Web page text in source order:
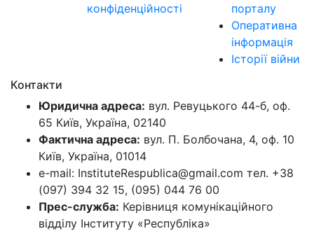
конфіденційності
порталу
Оперативна
інформація
Історії війни
Контакти
Юридична адреса: вул. Ревуцького 44-б, оф.
65 Київ, Україна, 02140
Фактична адреса: вул. П. Болбочана, 4, оф. 10
Київ, Україна, 01014
e-mail: InstituteRespublica@gmail.com тел. +38
(097) 394 32 15, (095) 044 76 00
Прес-служба: Керівниця комунікаційного
відділу Інституту «Республіка»